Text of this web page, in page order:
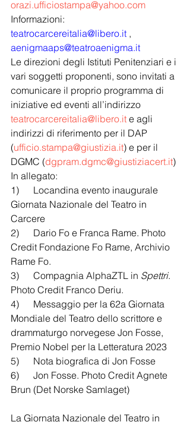
orazi.ufficiostampa@yahoo.com
Informazioni:
teatrocarcereitalia@libero.it ,
aenigmaaps@teatroaenigma.it
Le direzioni degli Istituti Penitenziari e i
vari soggetti proponenti, sono invitati a
comunicare il proprio programma di
iniziative ed eventi all’indirizzo
teatrocarcereitalia@libero.it e agli
indirizzi di riferimento per il DAP
(ufficio.stampa@giustizia.it) e per il
DGMC (dgpram.dgmc@giustiziacert.it)
In allegato:
1)      Locandina evento inaugurale
Giornata Nazionale del Teatro in
Carcere
2)      Dario Fo e Franca Rame. Photo
Credit Fondazione Fo Rame, Archivio
Rame Fo.
3)      Compagnia AlphaZTL in Spettri.
Photo Credit Franco Deriu.
4)      Messaggio per la 62a Giornata
Mondiale del Teatro dello scrittore e
drammaturgo norvegese Jon Fosse,
Premio Nobel per la Letteratura 2023
5)      Nota biografica di Jon Fosse
6)      Jon Fosse. Photo Credit Agnete
Brun (Det Norske Samlaget)
La Giornata Nazionale del Teatro in